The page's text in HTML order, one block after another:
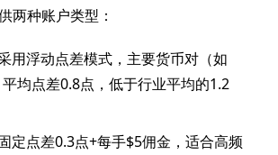
两种账户类型：
用浮动点差模式，主要货币对（如
均点差0.8点，低于行业平均的1.2
定点差0.3点+每手$5佣金，适合高频